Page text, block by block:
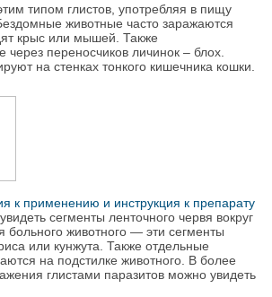
типом глистов, употребляя в пищу
животные часто заражаются
крыс или мышей. Также
через переносчиков личинок – блох.
на стенках тонкого кишечника кошки.
к применению и инструкция к препарату
сегменты ленточного червя вокруг
больного животного — эти сегменты
или кунжута. Также отдельные
на подстилке животного. В более
глистами паразитов можно увидеть